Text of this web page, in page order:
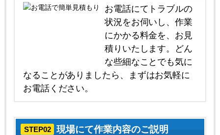
お電話にてトラブルの
状況をお伺いし、作業
にかかる料金を、お見
積りいたします。どん
な些細なことでも気に
なることがありましたら、まずはお気軽に
お電話ください。
STEP02 現場にて作業内容のご説明